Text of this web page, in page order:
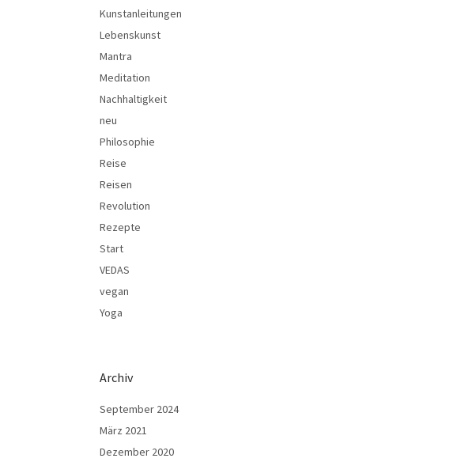
Kunstanleitungen
Lebenskunst
Mantra
Meditation
Nachhaltigkeit
neu
Philosophie
Reise
Reisen
Revolution
Rezepte
Start
VEDAS
vegan
Yoga
Archiv
September 2024
März 2021
Dezember 2020